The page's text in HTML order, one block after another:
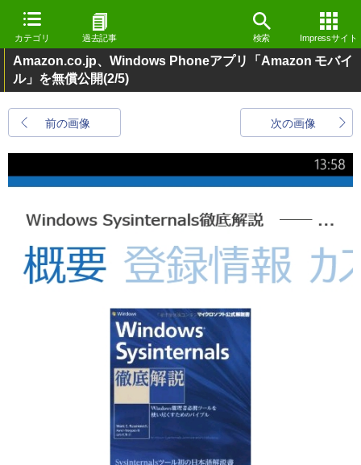
カテゴリ 過去記事 検索 Impressサイト
Amazon.co.jp、Windows Phoneアプリ「Amazon モバイ
ル」を無償公開(2/5)
前の画像 次の画像